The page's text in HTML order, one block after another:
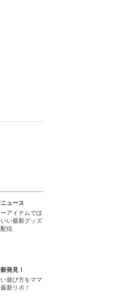
ュース
アイテムでほ
い最新グッズ
信
発見！
遊び方をママ
新リポ！